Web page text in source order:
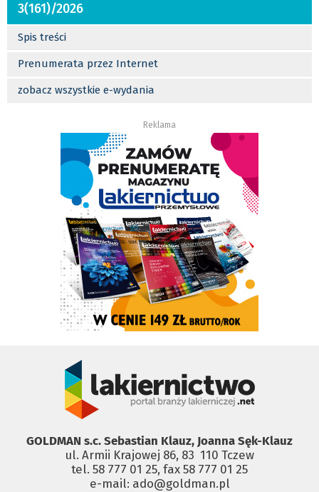
3(161)/2026
Spis treści
Prenumerata przez Internet
zobacz wszystkie e-wydania
Reklama
GOLDMAN s.c. Sebastian Klauz, Joanna Sęk-Klauz
ul. Armii Krajowej 86, 83 ­ 110 Tczew
tel. 58 777 01 25, fax 58 777 01 25
e-mail: ado@goldman.pl